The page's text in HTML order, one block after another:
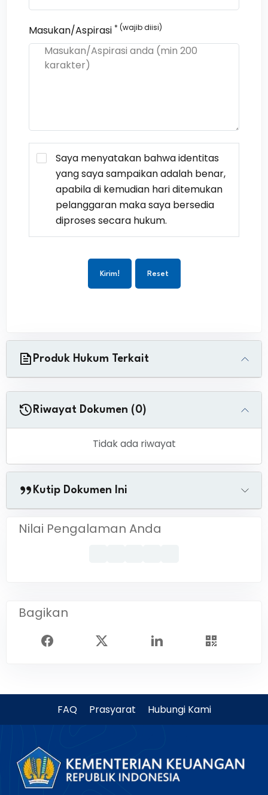
Masukan/Aspirasi * (wajib diisi)
Saya menyatakan bahwa identitas
yang saya sampaikan adalah benar,
apabila di kemudian hari ditemukan
pelanggaran maka saya bersedia
diproses secara hukum.
Kirim! Reset
Produk Hukum Terkait
Riwayat Dokumen (0)
Tidak ada riwayat
Kutip Dokumen Ini
Nilai Pengalaman Anda
Bagikan
FAQ Prasyarat Hubungi Kami